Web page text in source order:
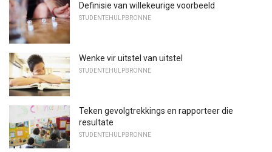
Definisie van willekeurige voorbeeld
STUDENTEHULPBRONNE
Wenke vir uitstel van uitstel
STUDENTEHULPBRONNE
Teken gevolgtrekkings en rapporteer die
resultate
STUDENTEHULPBRONNE